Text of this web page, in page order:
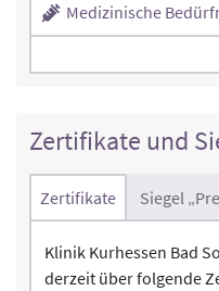
Medizinische
Zertifikate und
Zertifikate Siegel
Klinik Kurhessen Bad
derzeit über folgende